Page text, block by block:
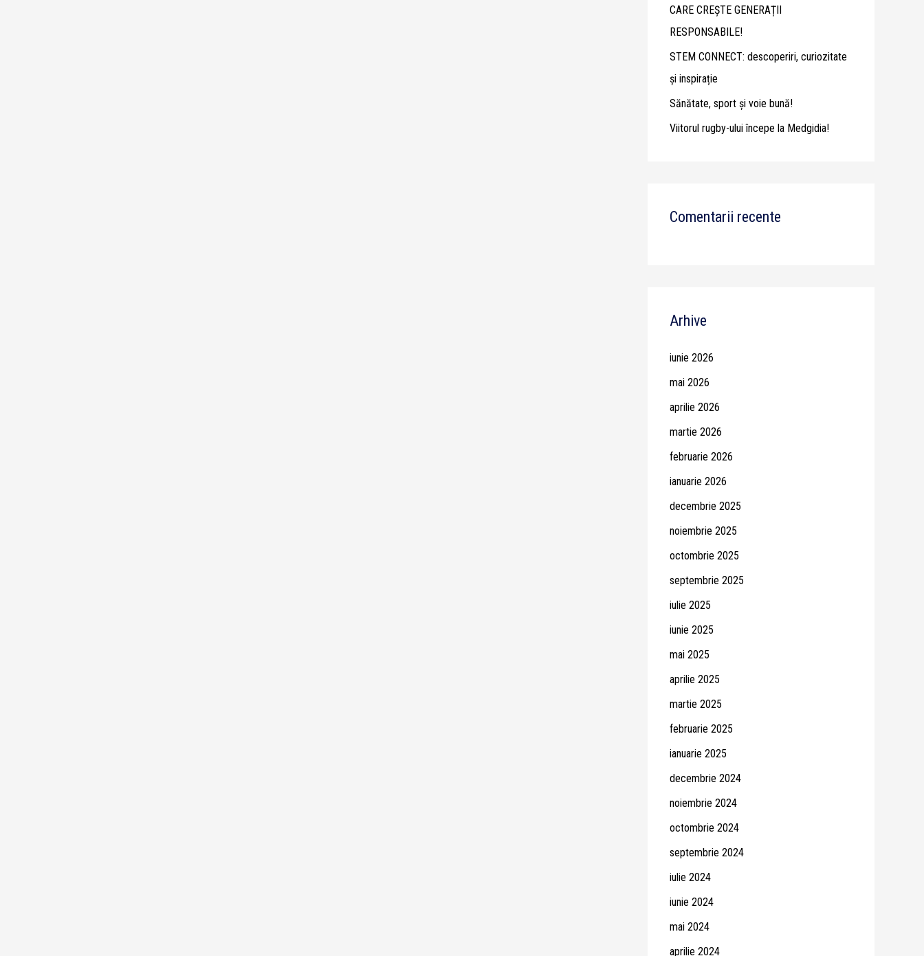
:CARE CREȘTE GENERAȚII
RESPONSABILE!
STEM CONNECT: descoperiri, curiozitate
și inspirație
Sănătate, sport și voie bună!
Viitorul rugby-ului începe la Medgidia!
Comentarii recente
Arhive
iunie 2026
mai 2026
aprilie 2026
martie 2026
februarie 2026
ianuarie 2026
decembrie 2025
noiembrie 2025
octombrie 2025
septembrie 2025
iulie 2025
iunie 2025
mai 2025
aprilie 2025
martie 2025
februarie 2025
ianuarie 2025
decembrie 2024
noiembrie 2024
octombrie 2024
septembrie 2024
iulie 2024
iunie 2024
mai 2024
aprilie 2024